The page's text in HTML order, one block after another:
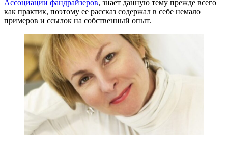
Ассоциации фандрайзеров, знает данную тему прежде всего
как практик, поэтому ее рассказ содержал в себе немало
примеров и ссылок на собственный опыт.